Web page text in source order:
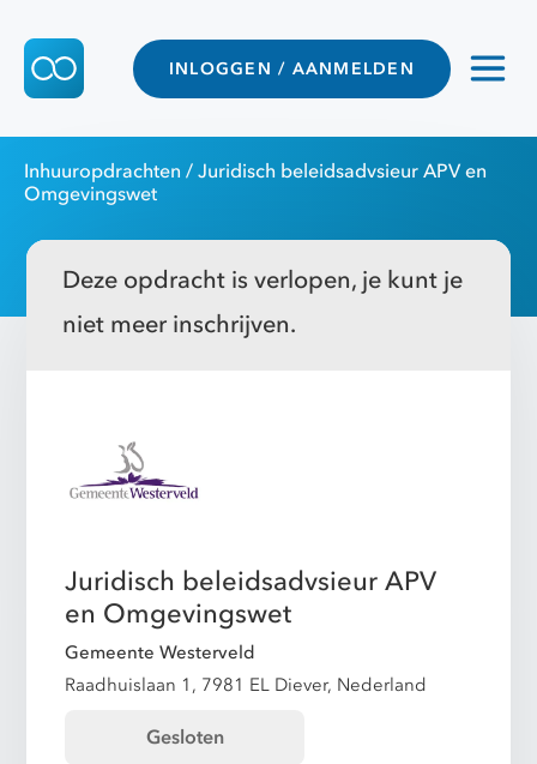
INLOGGEN / AANMELDEN
Inhuuropdrachten / Juridisch beleidsadvsieur APV en
Omgevingswet
Deze opdracht is verlopen, je kunt je
niet meer inschrijven.
Juridisch beleidsadvsieur APV
en Omgevingswet
Gemeente Westerveld
Raadhuislaan 1, 7981 EL Diever, Nederland
Gesloten